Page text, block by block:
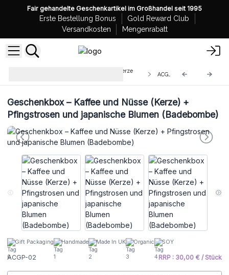
Fair gehandelte Geschenkartikel im Großhandel seit 1995
Erste Bestellung Bonus
Gold Reward Club
Versandkosten
Mengenrabatt
Agnes+Cat Geschenkboxen mit Kerze
Geschenkbox – Kaffee und Nüsse (Kerze) +
Pfingstrosen und japanische Blumen (Badebombe)
Gift Packaging Handmade Made In UK Organic SOY
ACGP-02 RRP : 30,00 € / Stück